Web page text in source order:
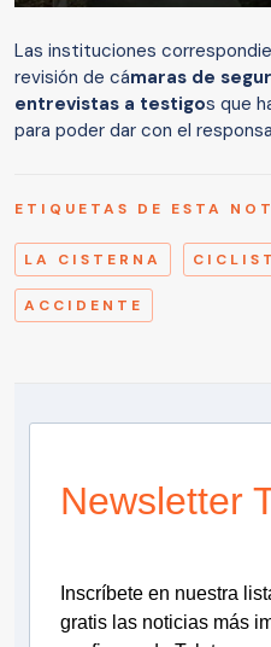
Las instituciones
revisión de cámaras de
entrevistas a testigos que
para poder dar con el
ETIQUETAS DE ESTA
LA CISTERNA
ACCIDENTE
Newsletter
Inscríbete en nuestra
gratis las noticias más